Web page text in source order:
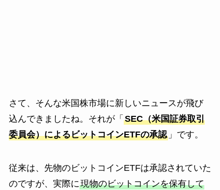
さて、そんな米国株市場に新しいニュースが飛び
込んできましたね。それが「 SEC（米国証券取引
委員会）によるビットコインETFの承認」です。
従来は、先物のビットコインETFは承認されていた
のですが、実際に現物のビットコインを保有して